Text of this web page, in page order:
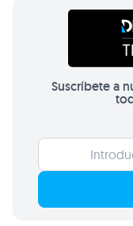
Suscríbete a